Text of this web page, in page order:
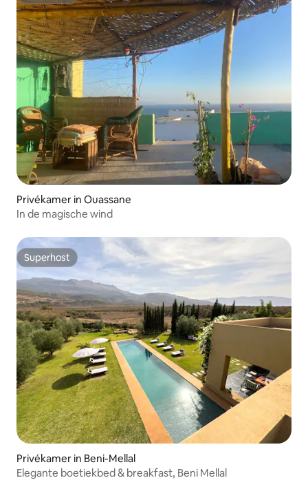
Privékamer in Ouassane
In de magische wind
Superhost
Superhost
Privékamer in Beni-Mellal
Elegante boetiekbed & breakfast, Beni Mellal